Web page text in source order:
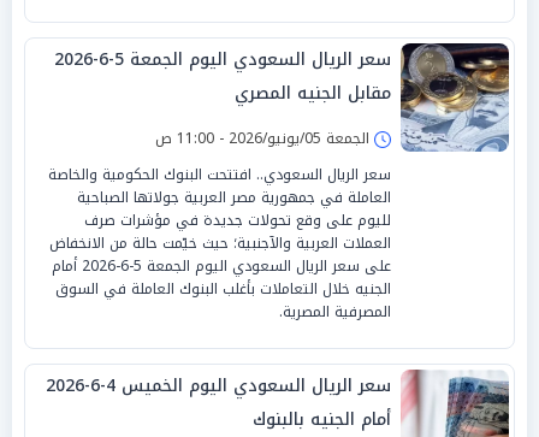
سعر الريال السعودي اليوم الجمعة 5-6-2026
مقابل الجنيه المصري
الجمعة 05/يونيو/2026 - 11:00 ص
سعر الريال السعودي.. افتتحت البنوك الحكومية والخاصة
العاملة في جمهورية مصر العربية جولاتها الصباحية
لليوم على وقع تحولات جديدة في مؤشرات صرف
العملات العربية والآجنبية؛ حيث خيّمت حالة من الانخفاض
على سعر الريال السعودي اليوم الجمعة 5-6-2026 أمام
الجنيه خلال التعاملات بأغلب البنوك العاملة في السوق
المصرفية المصرية.
سعر الريال السعودي اليوم الخميس 4-6-2026
أمام الجنيه بالبنوك